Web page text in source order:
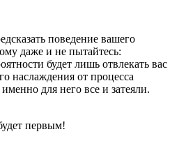
поведение вашего
даже и не пытайтесь:
будет лишь отвлекать вас
наслаждения от процесса
для него все и затеяли.
первым!